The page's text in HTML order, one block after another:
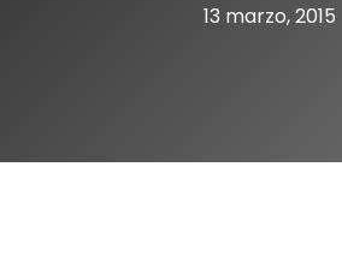
13 marzo, 2015